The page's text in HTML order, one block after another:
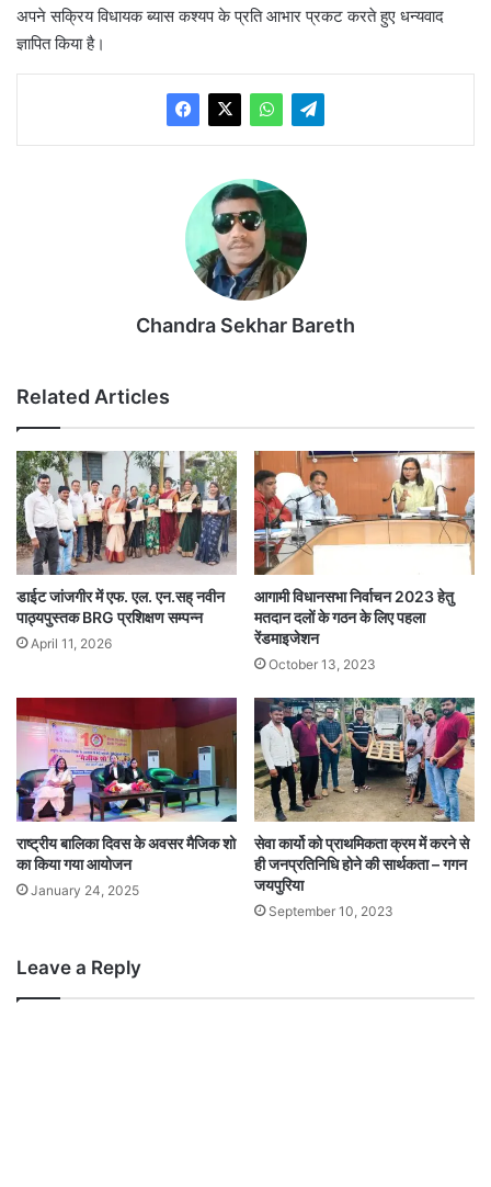
अपने सक्रिय विधायक ब्यास कश्यप के प्रति आभार प्रकट करते हुए धन्यवाद
ज्ञापित किया है।
Chandra Sekhar Bareth
Related Articles
डाईट जांजगीर में एफ. एल. एन.सह् नवीन
पाठ्यपुस्तक BRG प्रशिक्षण सम्पन्न
April 11, 2026
आगामी विधानसभा निर्वाचन 2023 हेतु
मतदान दलों के गठन के लिए पहला
रेंडमाइजेशन
October 13, 2023
राष्ट्रीय बालिका दिवस के अवसर मैजिक शो
का किया गया आयोजन
January 24, 2025
सेवा कार्यो को प्राथमिकता क्रम में करने से
ही जनप्रतिनिधि होने की सार्थकता – गगन
जयपुरिया
September 10, 2023
Leave a Reply